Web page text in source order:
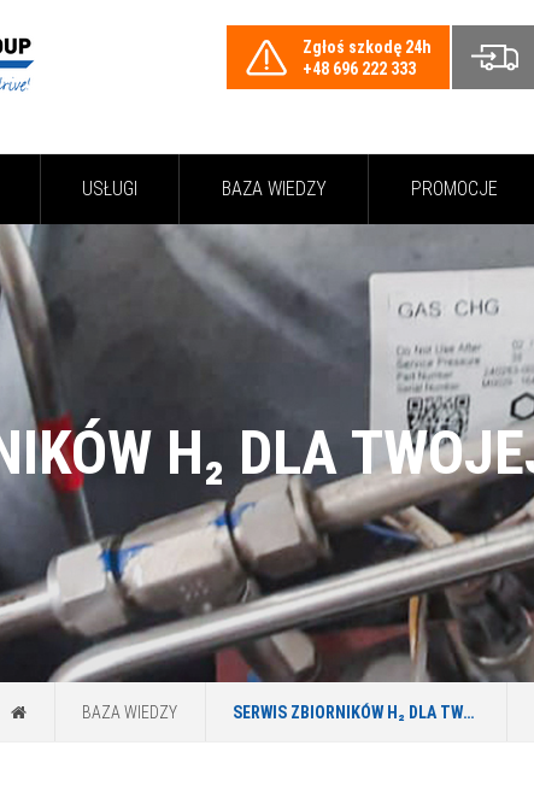
Zgłoś szkodę 24h
+48 696 222 333
USŁUGI BAZA WIEDZY PROMOCJE
BAZA WIEDZY SERWIS ZBIORNIKÓW H₂ DLA TWOJEJ FLOTY. ZAUFAJ DOŚWIADCZENIU GRUPY DBK